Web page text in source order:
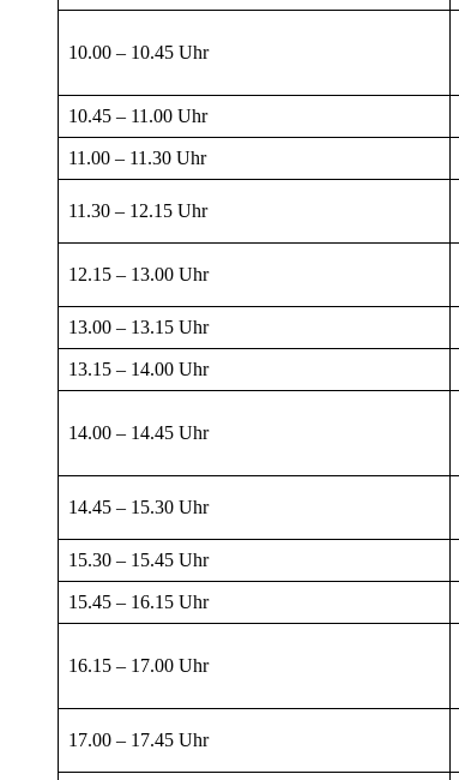
10.00 – 10.45 Uhr
10.45 – 11.00 Uhr
11.00 – 11.30 Uhr
11.30 – 12.15 Uhr
12.15 – 13.00 Uhr
13.00 – 13.15 Uhr
13.15 – 14.00 Uhr
14.00 – 14.45 Uhr
14.45 – 15.30 Uhr
15.30 – 15.45 Uhr
15.45 – 16.15 Uhr
16.15 – 17.00 Uhr
17.00 – 17.45 Uhr